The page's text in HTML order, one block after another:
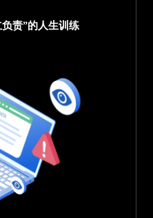
责”的人生训练